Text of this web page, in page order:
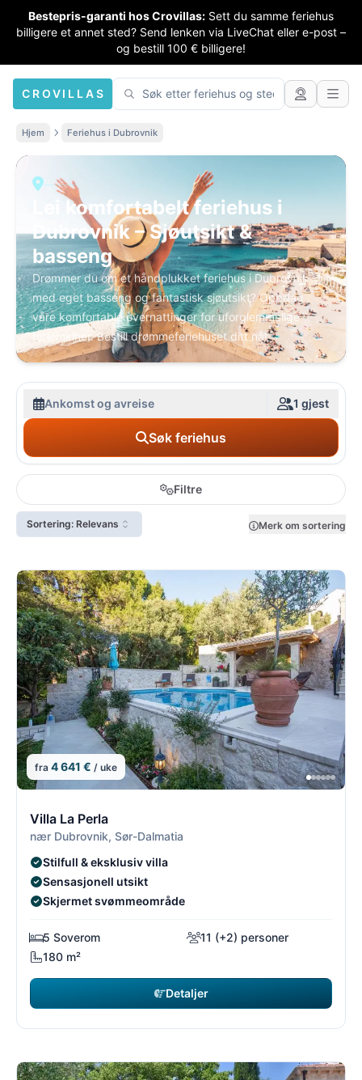
Bestepris-garanti hos Crovillas: Sett du samme feriehus
billigere et annet sted? Send lenken via LiveChat eller e-post –
og bestill 100 € billigere!
CROVILLAS
Hjem Feriehus i Dubrovnik
Lei komfortabelt feriehus i
Dubrovnik – Sjøutsikt &
basseng
Drømmer du om et håndplukket feriehus i Dubrovnik
med eget basseng og fantastisk sjøutsikt? Oppdag
våre komfortable overnattinger for uforglemmelige
ferieminner. Bestill drømmeferiehuset ditt nå!
Ankomst og avreise 1 gjest
Søk feriehus
Filtre
Sortering: Relevans Merk om sortering
fra 4 641 € / uke
Villa La Perla
nær Dubrovnik, Sør-Dalmatia
Stilfull & eksklusiv villa
Sensasjonell utsikt
Skjermet svømmeområde
5 Soverom
11 (+2) personer
180 m²
Detaljer